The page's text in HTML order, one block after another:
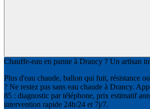
Chauffe-eau en panne à Drancy ? Un artisan
Plus d'eau chaude, ballon qui fuit, résistance
? Ne restez pas sans eau chaude à Drancy.
85 : diagnostic par téléphone, prix estimatif
intervention rapide 24h/24 et 7j/7.